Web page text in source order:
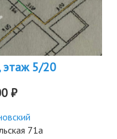
этаж 5/20
₽
71а